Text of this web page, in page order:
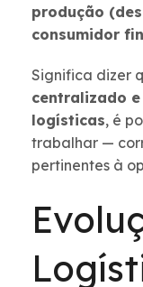
produção
consumidor
Significa dizer
centralizado
logísticas, é
trabalhar —
pertinentes à